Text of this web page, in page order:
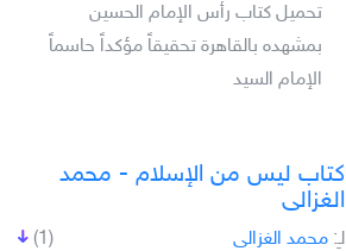
تحميل كتاب رأس الإمام الحسين
بمشهده بالقاهرة تحقيقاً مؤكداً حاسماً
الإمام السيد
كتاب ليس من الإسلام - محمد
الغزالى
(1) لـِ: محمد الغزالى